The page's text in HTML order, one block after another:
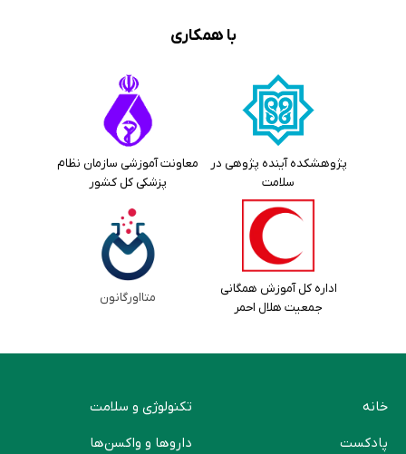
با همکاری
پژوهشکده آینده پژوهی در
سلامت
معاونت آموزشی سازمان نظام
پزشکی کل کشور
اداره کل آموزش همگانی
جمعیت هلال احمر
متااورگانون
خانه
پادکست
تکنولوژی و سلامت
دارو‌ها و واکسن‌ها